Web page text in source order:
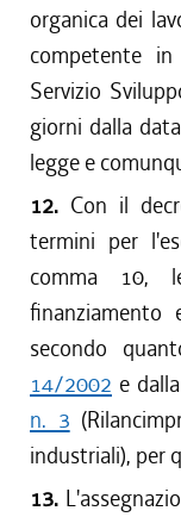
organica dei
competente
Servizio
giorni dalla
legge e
12. Con il
termini per
comma 10,
finanziamento
secondo
14/2002 e dalla
n. 3
industriali), per
13.